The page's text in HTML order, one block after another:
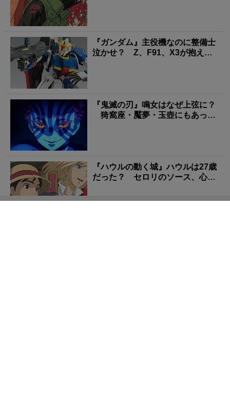
『ガンダム』主役機なのに整備士
泣かせ？ Z、F91、X3が抱えた
『鬼滅の刃』鳴女はなぜ上弦に？
猗窩座・魘夢・玉壺にもあった
『ハウルの動く城』ハウルは27歳
だった？ セロリのソース、心臓